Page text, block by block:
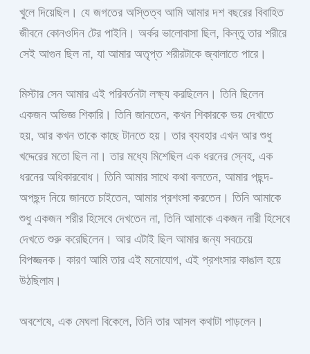
খুলে দিয়েছিল। যে জগতের অস্তিত্ব আমি আমার দশ বছরের বিবাহিত
জীবনে কোনওদিন টের পাইনি। অর্কর ভালোবাসা ছিল, কিন্তু তার শরীরে
সেই আগুন ছিল না, যা আমার অতৃপ্ত শরীরটাকে জ্বালাতে পারে।
মিস্টার সেন আমার এই পরিবর্তনটা লক্ষ্য করছিলেন। তিনি ছিলেন
একজন অভিজ্ঞ শিকারি। তিনি জানতেন, কখন শিকারকে ভয় দেখাতে
হয়, আর কখন তাকে কাছে টানতে হয়। তার ব্যবহার এখন আর শুধু
খদ্দেরের মতো ছিল না। তার মধ্যে মিশেছিল এক ধরনের স্নেহ, এক
ধরনের অধিকারবোধ। তিনি আমার সাথে কথা বলতেন, আমার পছন্দ-
অপছন্দ নিয়ে জানতে চাইতেন, আমার প্রশংসা করতেন। তিনি আমাকে
শুধু একজন শরীর হিসেবে দেখতেন না, তিনি আমাকে একজন নারী হিসেবে
দেখতে শুরু করেছিলেন। আর এটাই ছিল আমার জন্য সবচেয়ে
বিপজ্জনক। কারণ আমি তার এই মনোযোগ, এই প্রশংসার কাঙাল হয়ে
উঠছিলাম।
অবশেষে, এক মেঘলা বিকেলে, তিনি তার আসল কথাটা পাড়লেন।